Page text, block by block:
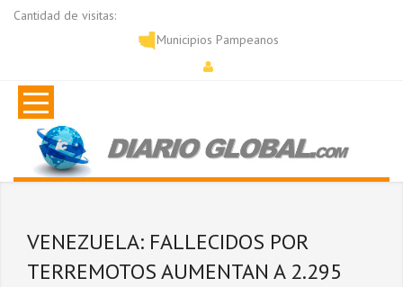
Cantidad de visitas:
Municipios Pampeanos
VENEZUELA: FALLECIDOS POR
TERREMOTOS AUMENTAN A 2.295